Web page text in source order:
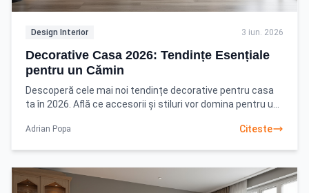
Design Interior 3 iun. 2026
Decorative Casa 2026: Tendințe Esențiale
pentru un Cămin
Descoperă cele mai noi tendințe decorative pentru casa
ta în 2026. Află ce accesorii și stiluri vor domina pentru un
Adrian Popa Citeste